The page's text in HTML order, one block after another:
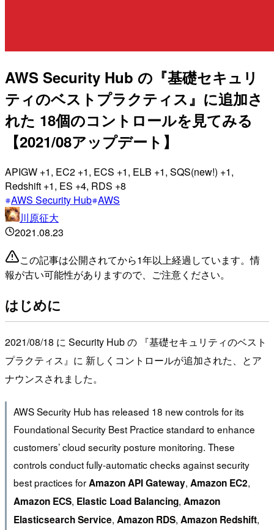
AWS Security Hub の『基礎セキュリ
ティのベストプラクティス』に追加さ
れた 18個のコントロールを見てみる
【2021/08アップデート】
APIGW +1, EC2 +1, ECS +1, ELB +1, SQS(new!) +1,
Redshift +1, ES +4, RDS +8
AWS Security Hub AWS
川原征大
2021.08.23
この記事は公開されてから1年以上経過しています。情
報が古い可能性がありますので、ご注意ください。
はじめに
2021/08/18 に Security Hub の 『基礎セキュリティのベスト
プラクティス』に 新しくコントロールが追加された、とア
ナウンスされました。
AWS Security Hub has released 18 new controls for its
Foundational Security Best Practice standard to enhance
customers’ cloud security posture monitoring. These
controls conduct fully-automatic checks against security
best practices forAmazon API Gateway, Amazon EC2,
Amazon ECS, Elastic Load Balancing, Amazon
Elasticsearch Service, Amazon RDS, Amazon Redshift,